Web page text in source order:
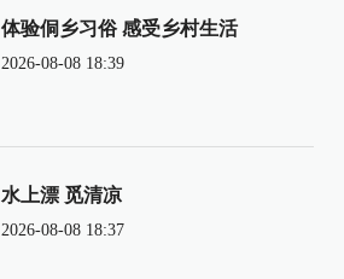
体验侗乡习俗 感受乡村生活
2026-08-08 18:39
水上漂 觅清凉
2026-08-08 18:37